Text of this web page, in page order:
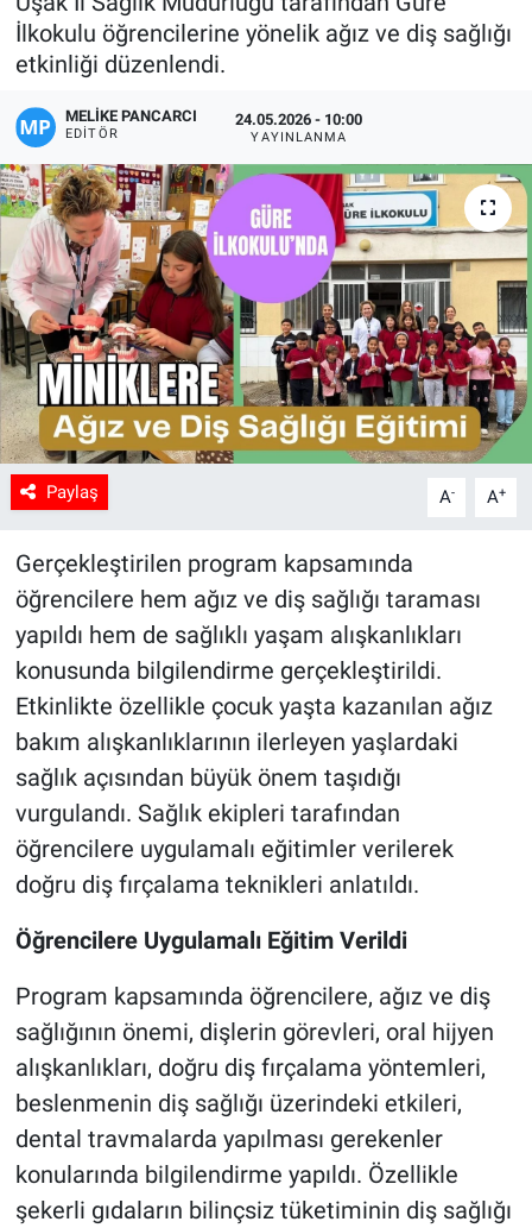
İlkokulu öğrencilerine yönelik ağız ve diş sağlığı
etkinliği düzenlendi.
MELIKE PANCARCI
EDITÖR
24.05.2026 - 10:00
YAYINLANMA
Paylaş A- A+
Gerçekleştirilen program kapsamında
öğrencilere hem ağız ve diş sağlığı taraması
yapıldı hem de sağlıklı yaşam alışkanlıkları
konusunda bilgilendirme gerçekleştirildi.
Etkinlikte özellikle çocuk yaşta kazanılan ağız
bakım alışkanlıklarının ilerleyen yaşlardaki
sağlık açısından büyük önem taşıdığı
vurgulandı. Sağlık ekipleri tarafından
öğrencilere uygulamalı eğitimler verilerek
doğru diş fırçalama teknikleri anlatıldı.
Öğrencilere Uygulamalı Eğitim Verildi
Program kapsamında öğrencilere, ağız ve diş
sağlığının önemi, dişlerin görevleri, oral hijyen
alışkanlıkları, doğru diş fırçalama yöntemleri,
beslenmenin diş sağlığı üzerindeki etkileri,
dental travmalarda yapılması gerekenler
konularında bilgilendirme yapıldı. Özellikle
şekerli gıdaların bilinçsiz tüketiminin diş sağlığı
Resmi İlanlar
Sağlık
Son Dakika
Spor
Uşak Haberleri